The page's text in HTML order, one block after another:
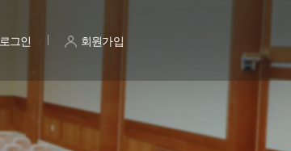
로그인 회원가입